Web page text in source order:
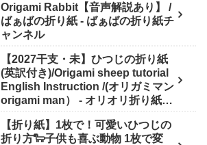
Origami Rabbit【音声解説あり】 /
ばぁばの折り紙 - ばぁばの折り紙チ
ャンネル
【2027干支・未】ひつじの折り紙
(英訳付き)/Origami sheep tutorial
English Instruction /(オリガミマン
origami man） - オリオリ折り紙マ
房あらき)
【折り紙】1枚で！可愛いひつじの
折り方🐑子供も喜ぶ動物 1枚で変